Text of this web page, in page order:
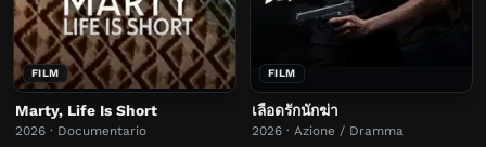
FILM
Marty, Life Is Short
2026 · Documentario
FILM
เลือดรักนักฆ่า
2026 · Azione / Dramma